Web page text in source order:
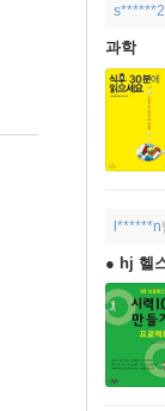
s******2
과학
l******n
● hj 헬